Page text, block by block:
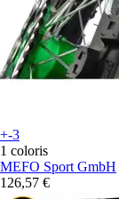
+-3
1 coloris
MEFO Sport GmbH
126,57 €